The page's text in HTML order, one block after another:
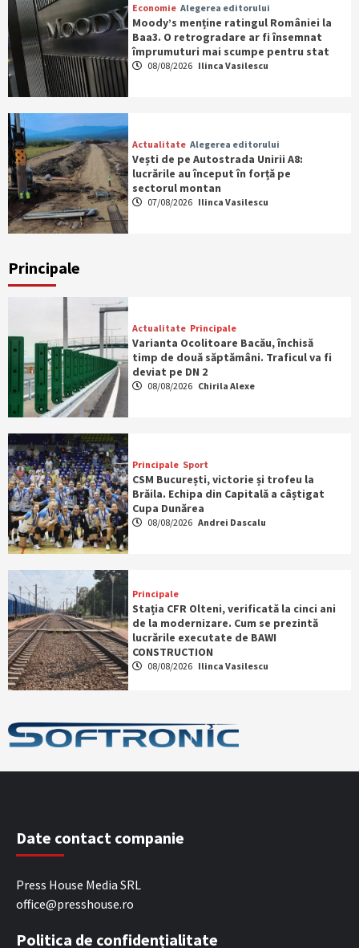
Economie Alegerea editorului
Moody’s menține ratingul României la
Baa3. O retrogradare ar fi însemnat
împrumuturi mai scumpe pentru stat
08/08/2026 Ilinca Vasilescu
Actualitate Alegerea editorului
Vești de pe Autostrada Unirii A8:
lucrările au început în forță pe
sectorul montan
07/08/2026 Ilinca Vasilescu
Principale
Actualitate Principale
Varianta Ocolitoare Bacău, închisă
timp de două săptămâni. Traficul va fi
deviat pe DN 2
08/08/2026 Chirila Alexe
Principale Sport
CSM București, victorie și trofeu la
Brăila. Echipa din Capitală a câștigat
Cupa Dunărea
08/08/2026 Andrei Dascalu
Principale
Stația CFR Olteni, verificată la cinci ani
de la modernizare. Cum se prezintă
lucrările executate de BAWI
CONSTRUCTION
08/08/2026 Ilinca Vasilescu
Date contact companie
Press House Media SRL
office@presshouse.ro
Politica de confidențialitate